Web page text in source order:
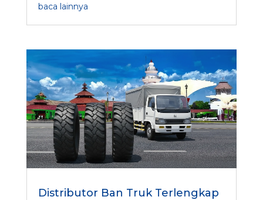
baca lainnya
Distributor Ban Truk Terlengkap